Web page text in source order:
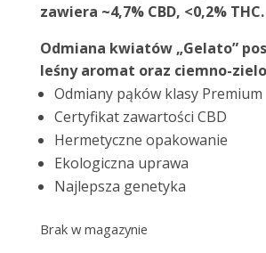
zawiera ~4,7% CBD, <0,2% THC.
Odmiana kwiatów „Gelato”
leśny aromat oraz ciemno-
Odmiany pąków klasy Premium
Certyfikat zawartości CBD
Hermetyczne opakowanie
Ekologiczna uprawa
Najlepsza genetyka
Brak w magazynie